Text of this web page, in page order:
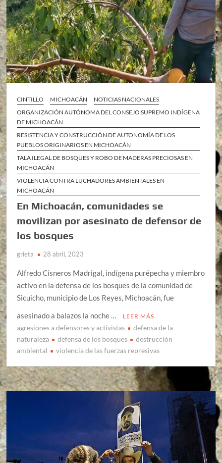
CINTILLO MICHOACÁN
NOTICIAS NACIONALES
ORGANIZACIÓN AUTÓNOMA DEL CONSEJO SUPREMO INDÍGENA
DE MICHOACÁN
RESISTENCIA Y CONSTRUCCIÓN DE AUTONOMÍA DE LOS
PUEBLOS ORIGINARIOS EN MICHOACÁN
TALA ILEGAL DE BOSQUES Y ROBO DE MADERAS PRECIOSAS EN
MICHOACÁN
VIOLENCIA CONTRA LUCHADORES AMBIENTALES EN
MICHOACÁN
En Michoacán, comunidades se
movilizan por asesinato de defensor de
los bosques
grieta 28 abril, 2023
Alfredo Cisneros Madrigal, indígena purépecha y miembro
activo en la defensa de los bosques de la comunidad de
Sicuicho, municipio de Los Reyes, Michoacán, fue
asesinado a balazos la noche …
LEER MÁS
agresiones a defensores y activistas
defensa de la
naturaleza
defensa de los bosques
destrucción
ambiental
violencia de las fuerzas represivas